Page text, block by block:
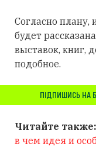
Согласно плану,
будет
выставок, книг,
подобное.
ПІДПИШИСЬ НА
Читайте также:
в чем идея и